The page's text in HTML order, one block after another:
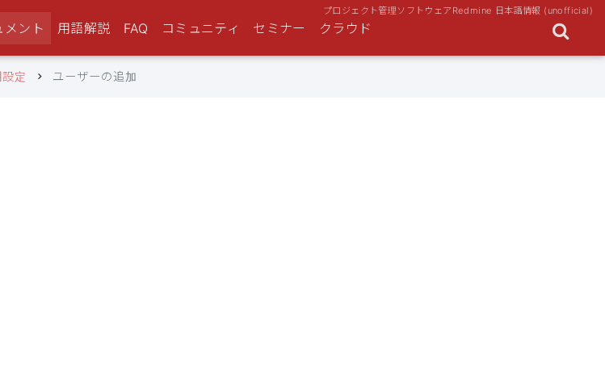
メント 用語解説 FAQ コミュニティ セミナー クラウド
プロジェクト管理ソフトウェアRedmine 日本語情報 (unofficial)
定 ユーザーの追加